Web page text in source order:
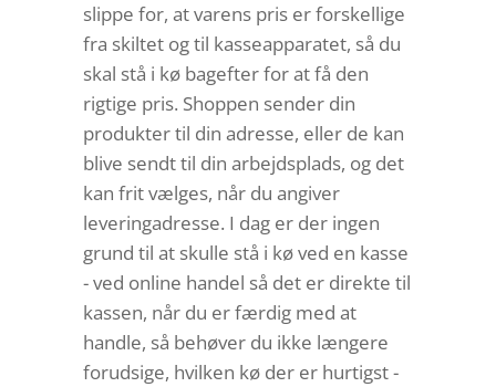
slippe for, at varens pris er forskellige
fra skiltet og til kasseapparatet, så du
skal stå i kø bagefter for at få den
rigtige pris. Shoppen sender din
produkter til din adresse, eller de kan
blive sendt til din arbejdsplads, og det
kan frit vælges, når du angiver
leveringadresse. I dag er der ingen
grund til at skulle stå i kø ved en kasse
- ved online handel så det er direkte til
kassen, når du er færdig med at
handle, så behøver du ikke længere
forudsige, hvilken kø der er hurtigst -